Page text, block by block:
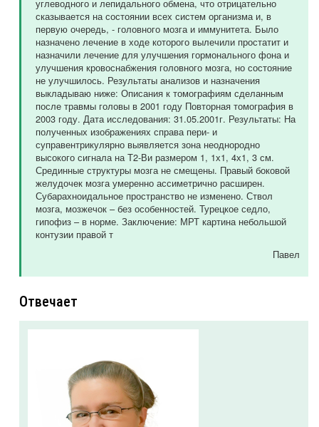
углеводного и лепидального обмена, что отрицательно
сказывается на состоянии всех систем организма и, в
первую очередь, - головного мозга и иммунитета. Было
назначено лечение в ходе которого вылечили простатит и
назначили лечение для улучшения гормонального фона и
улучшения кровоснабжения головного мозга, но состояние
не улучшилось. Результаты анализов и назначения
выкладываю ниже: Описания к томографиям сделанным
после травмы головы в 2001 году Повторная томография в
2003 году. Дата исследования: 31.05.2001г. Результаты: На
полученных изображениях справа пери- и
суправентрикулярно выявляется зона неоднородно
высокого сигнала на Т2-Ви размером 1, 1х1, 4х1, 3 см.
Срединные структуры мозга не смещены. Правый боковой
желудочек мозга умеренно ассиметрично расширен.
Субарахноидальное пространство не изменено. Ствол
мозга, мозжечок – без особенностей. Турецкое седло,
гипофиз – в норме. Заключение: МРТ картина небольшой
контузии правой т
Павел
Отвечает